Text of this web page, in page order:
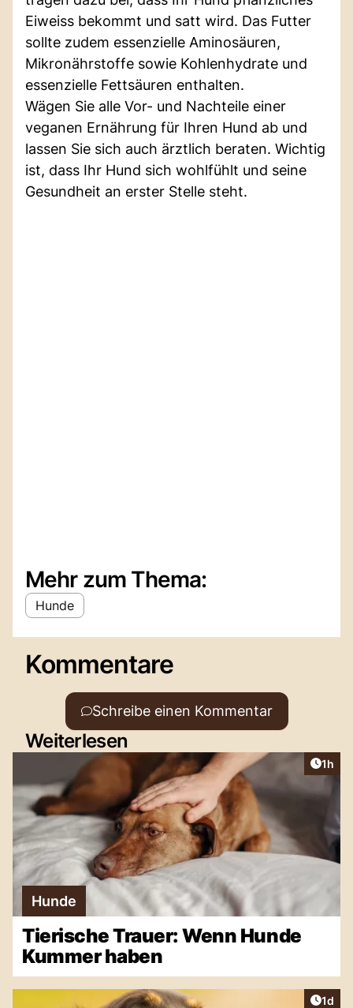
Eiweiss bekommt und satt wird. Das Futter
sollte zudem essenzielle Aminosäuren,
Mikronährstoffe sowie Kohlenhydrate und
essenzielle Fettsäuren enthalten.
Wägen Sie alle Vor- und Nachteile einer
veganen Ernährung für Ihren Hund ab und
lassen Sie sich auch ärztlich beraten. Wichtig
ist, dass Ihr Hund sich wohlfühlt und seine
Gesundheit an erster Stelle steht.
Mehr zum Thema:
Hunde
Kommentare
Schreibe einen Kommentar
Weiterlesen
1h
Hunde
Tierische Trauer: Wenn Hunde
Kummer haben
1d